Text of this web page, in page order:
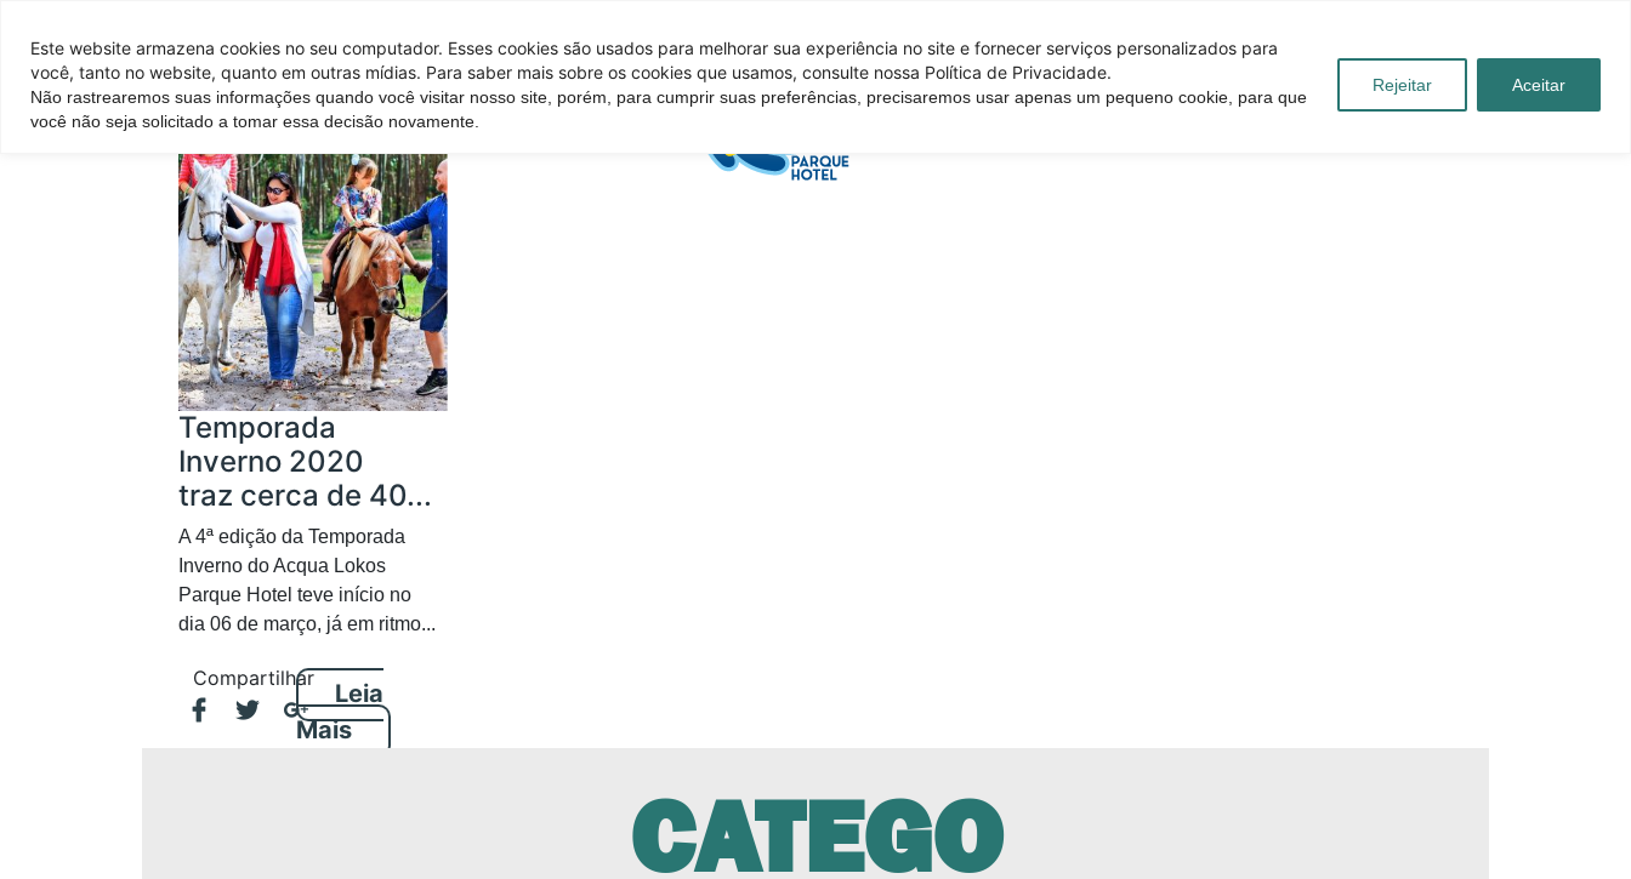
Este website armazena cookies no seu computador. Esses cookies são usados ​​para melhorar sua experiência no site e fornecer serviços personalizados para
você, tanto no website, quanto em outras mídias. Para saber mais sobre os cookies que usamos, consulte nossa Política de Privacidade.
Não rastrearemos suas informações quando você visitar nosso site, porém, para cumprir suas preferências, precisaremos usar apenas um pequeno cookie, para que
você não seja solicitado a tomar essa decisão novamente.
Rejeitar Aceitar
Parque Hotel Atrações Tire suas dúvidas Blog Contato
Temporada
Inverno 2020
traz cerca de 40...
A 4ª edição da Temporada
Inverno do Acqua Lokos
Parque Hotel teve início no
dia 06 de março, já em ritmo...
Compartilhar
Leia
Mais
CATEGO